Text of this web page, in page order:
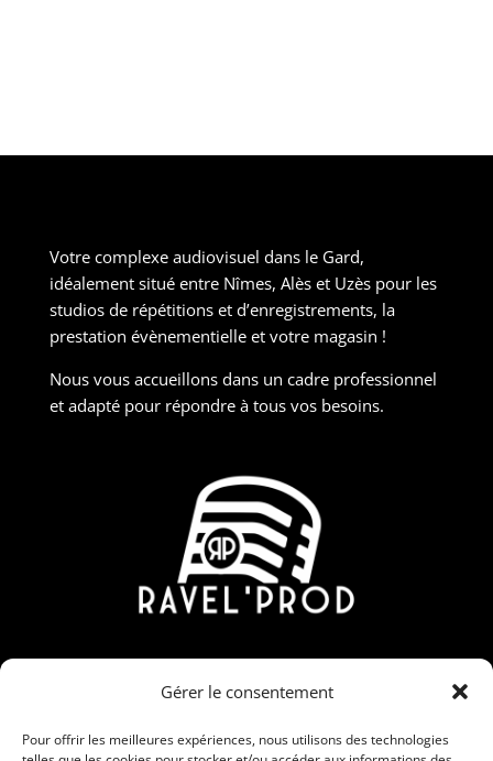
Gérer le consentement
Pour offrir les meilleures expériences, nous utilisons des technologies
Votre complexe audiovisuel dans le Gard,
idéalement situé entre Nîmes, Alès et Uzès pour les
studios de répétitions et d’enregistrements, la
prestation évènementielle et votre magasin !
Nous vous accueillons dans un cadre professionnel
et adapté pour répondre à tous vos besoins.
Saint-Chaptes